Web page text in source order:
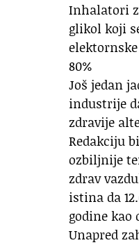
Inhalatori
glikol koji
80%
Još jedan
industrije
zdravije
Redakciju
ozbiljnije
zdrav
istina da
godine kao
Unapred